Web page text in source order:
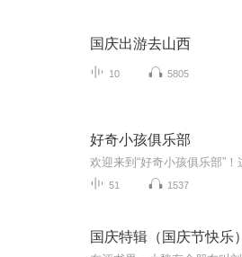
国庆出游去山西
10 5805
好奇小孩俱乐部
51 1537
国庆特辑（国庆节快乐）